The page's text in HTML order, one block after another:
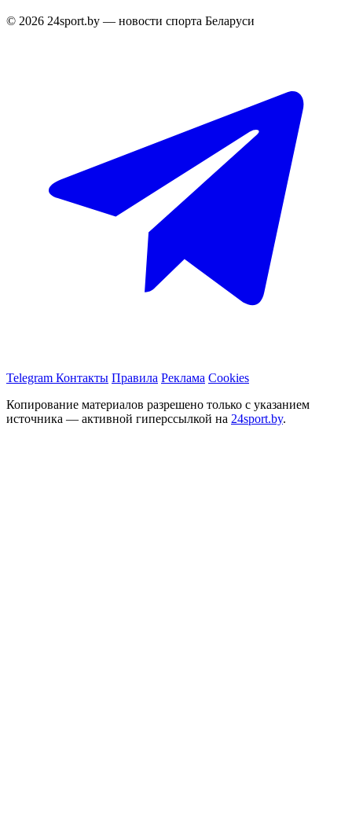
© 2026 24sport.by — новости спорта Беларуси
Telegram Контакты Правила Реклама Cookies
Копирование материалов разрешено только с указанием
источника — активной гиперссылкой на 24sport.by.